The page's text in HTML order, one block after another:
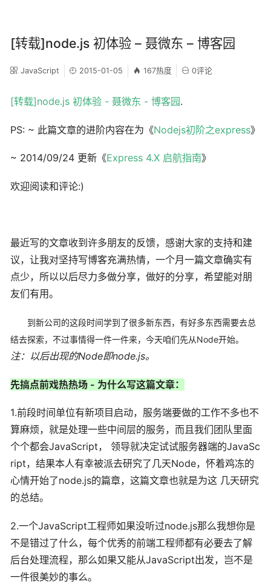
[转载]node.js 初体验 – 聂微东 – 博客园
JavaScript 2015-01-05 167热度 0评论
[转载]node.js 初体验 - 聂微东 - 博客园.
PS: ~ 此篇文章的进阶内容在为《Nodejs初阶之express》
~ 2014/09/24 更新《Express 4.X 启航指南》
欢迎阅读和评论:)
最近写的文章收到许多朋友的反馈，感谢大家的支持和建
议，让我对坚持写博客充满热情，一个月一篇文章确实有
点少，所以以后尽力多做分享，做好的分享，希望能对朋
友们有用。
到新公司的这段时间学到了很多新东西，有好多东西需要去总
结去探索，不过事情得一件一件来，今天咱们先从Node开始。
注：以后出现的Node即node.js。
先搞点前戏热热场 - 为什么写这篇文章：
1.前段时间单位有新项目启动，服务端要做的工作不多也不
算麻烦，就是处理一些中间层的服务，而且我们团队里面
个个都会JavaScript， 领导就决定试试服务器端的JavaSc
ript，结果本人有幸被派去研究了几天Node，怀着鸡冻的
心情开始了node.js的篇章，这篇文章也就是为这 几天研究
的总结。
2.一个JavaScript工程师如果没听过node.js那么我想你是
不是错过了什么，每个优秀的前端工程师都有必要去了解
后台处理流程，那么如果又能从JavaScript出发，岂不是
一件很美妙的事么。